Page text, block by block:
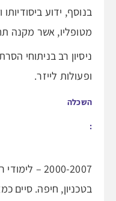
בנוסף, ידוע
מטופליו, אשר מקנה
ניסיון רב בניתוחי
ופעולות לייזר.
השכלה
:
2000-2007 –
בטכניון, חיפה. סיים